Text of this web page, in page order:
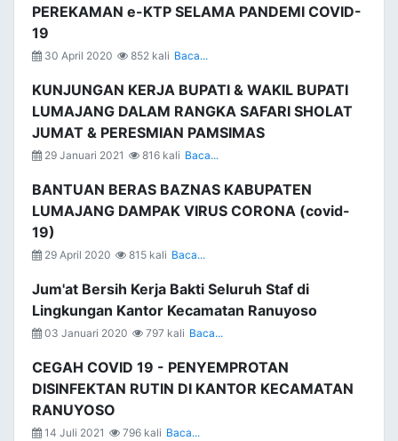
PEREKAMAN e-KTP SELAMA PANDEMI COVID-
19
30 April 2020 852 kali Baca...
KUNJUNGAN KERJA BUPATI & WAKIL BUPATI
LUMAJANG DALAM RANGKA SAFARI SHOLAT
JUMAT & PERESMIAN PAMSIMAS
29 Januari 2021 816 kali Baca...
BANTUAN BERAS BAZNAS KABUPATEN
LUMAJANG DAMPAK VIRUS CORONA (covid-
19)
29 April 2020 815 kali Baca...
Jum'at Bersih Kerja Bakti Seluruh Staf di
Lingkungan Kantor Kecamatan Ranuyoso
03 Januari 2020 797 kali Baca...
CEGAH COVID 19 - PENYEMPROTAN
DISINFEKTAN RUTIN DI KANTOR KECAMATAN
RANUYOSO
14 Juli 2021 796 kali Baca...